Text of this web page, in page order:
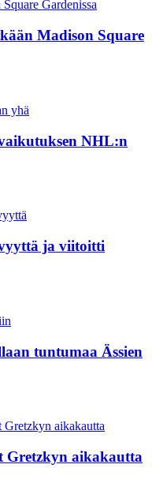
Madison Square
NHL:n
ja viitoitti
tuntumaa Ässien
Gretzkyn aikakautta